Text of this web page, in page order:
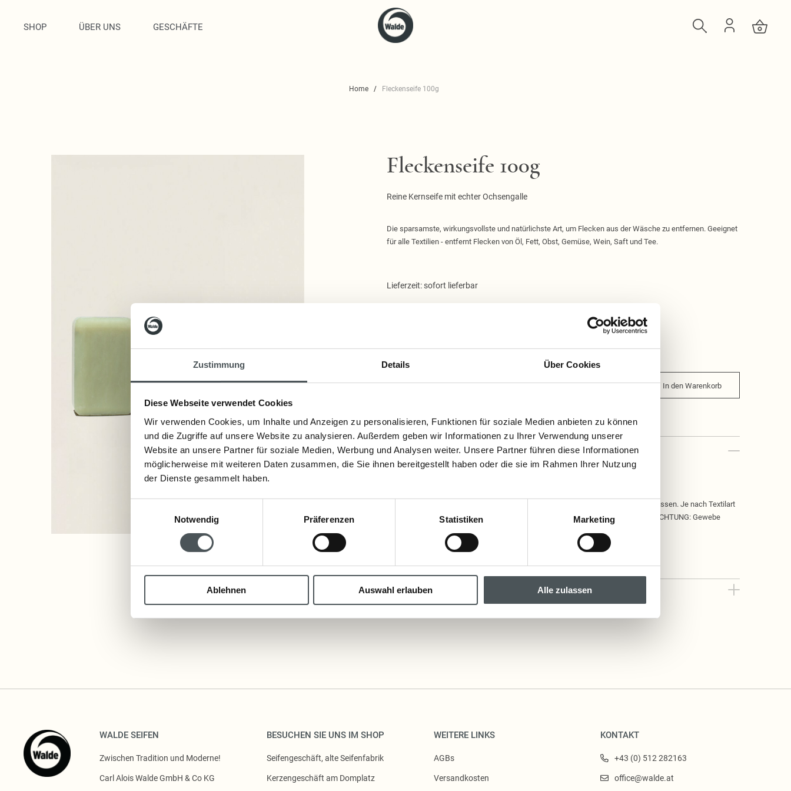
Zustimmung Details Über Cookies
Diese Webseite verwendet Cookies
Wir verwenden Cookies, um Inhalte und Anzeigen zu personalisieren, Funktionen für soziale Medien anbieten zu können
und die Zugriffe auf unsere Website zu analysieren. Außerdem geben wir Informationen zu Ihrer Verwendung unserer
Website an unsere Partner für soziale Medien, Werbung und Analysen weiter. Unsere Partner führen diese Informationen
möglicherweise mit weiteren Daten zusammen, die Sie ihnen bereitgestellt haben oder die sie im Rahmen Ihrer Nutzung
der Dienste gesammelt haben.
Notwendig
Präferenzen Statistiken Marketing
Ablehnen Auswahl erlauben Alle zulassen
SHOP ÜBER UNS GESCHÄFTE
Home Fleckenseife 100g
Fleckenseife 100g
Reine Kernseife mit echter Ochsengalle
Die sparsamste, wirkungsvollste und natürlichste Art, um Flecken aus der Wäsche zu entfernen. Geeignet
für alle Textilien - entfernt Flecken von Öl, Fett, Obst, Gemüse, Wein, Saft und Tee.
Lieferzeit: sofort lieferbar
In den Warenkorb
Detailinformationen
Mit der angefeuchteten Fleckenseife das trockene Gewebe einreiben, einwirken lassen. Je nach Textilart
mit kaltem, warmem oder heißem Wasser gut ausspülen, eventuell wiederholen. ACHTUNG: Gewebe
Inhaltsstoffe
WALDE SEIFEN
Zwischen Tradition und Moderne!
Carl Alois Walde GmbH & Co KG
BESUCHEN SIE UNS IM SHOP
Seifengeschäft, alte Seifenfabrik
Kerzengeschäft am Domplatz
WEITERE LINKS
AGBs
Versandkosten
KONTAKT
+43 (0) 512 282163
office@walde.at